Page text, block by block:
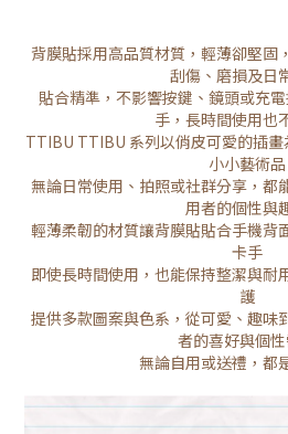
背膜貼採用高品質材質，輕薄卻堅固
刮傷、磨損及日
貼合精準，不影響按鍵、鏡頭或充
手，長時間使用也
TTIBU TTIBU 系列以俏皮可愛的插
小小藝術品
無論日常使用、拍照或社群分享，都
用者的個性與
輕薄柔韌的材質讓背膜貼貼合手機背
卡手
即使長時間使用，也能保持整潔與耐
護
提供多款圖案與色系，從可愛、趣味
者的喜好與個
無論自用或送禮，都